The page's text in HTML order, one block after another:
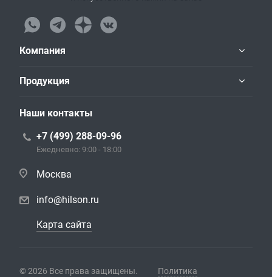
Компания
Продукция
Наши контакты
+7 (499) 288-09-96
Ежедневно: 9:00 - 18:00
Москва
info@hilson.ru
Карта сайта
© 2026 Все права защищены.
Политика